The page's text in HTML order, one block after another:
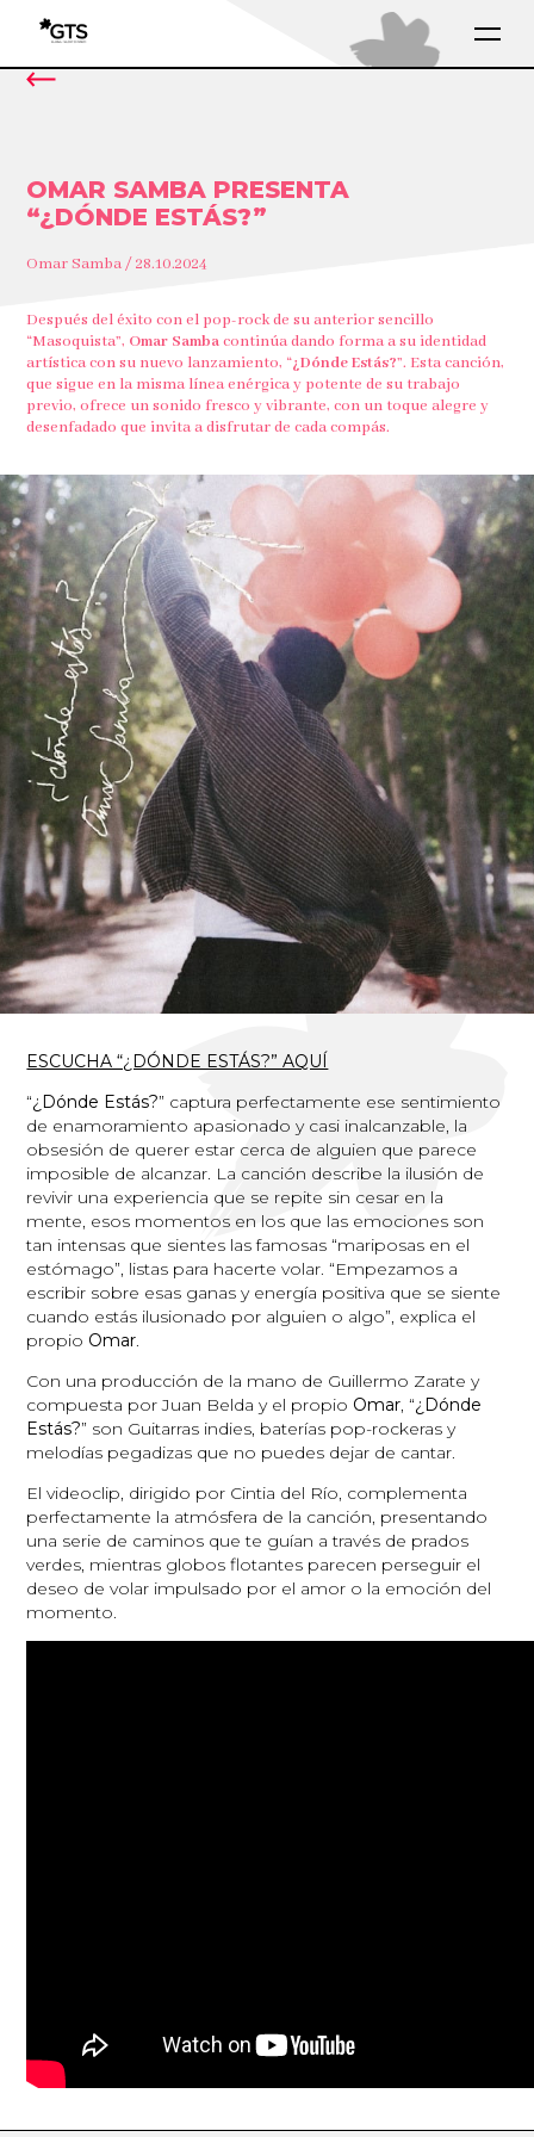
OMAR SAMBA PRESENTA
“¿DÓNDE ESTÁS?”
Omar Samba / 28.10.2024
Después del éxito con el pop-rock de su anterior sencillo
“Masoquista”, Omar Sambacontinúa dando forma a su identidad
artística con su nuevo lanzamiento, “¿Dónde Estás?”. Esta canción,
que sigue en la misma línea enérgica y potente de su trabajo
previo, ofrece un sonido fresco y vibrante, con un toque alegre y
desenfadado que invita a disfrutar de cada compás.
ESCUCHA “¿DÓNDE ESTÁS?” AQUÍ
“¿Dónde Estás?” captura perfectamente ese sentimiento
de enamoramiento apasionado y casi inalcanzable, la
obsesión de querer estar cerca de alguien que parece
imposible de alcanzar. La canción describe la ilusión de
revivir una experiencia que se repite sin cesar en la
mente, esos momentos en los que las emociones son
tan intensas que sientes las famosas “mariposas en el
estómago”, listas para hacerte volar. “Empezamos a
escribir sobre esas ganas y energía positiva que se siente
cuando estás ilusionado por alguien o algo”, explica el
propio Omar
Con una producción de la mano de Guillermo Zarate y
compuesta por Juan Belda y el propio Omar , “¿Dónde
Estás?” son Guitarras indies, baterías pop-rockeras y
melodías pegadizas que no puedes dejar de cantar.
El videoclip, dirigido por Cintia del Río, complementa
perfectamente la atmósfera de la canción, presentando
una serie de caminos que te guían a través de prados
verdes, mientras globos flotantes parecen perseguir el
deseo de volar impulsado por el amor o la emoción del
momento.